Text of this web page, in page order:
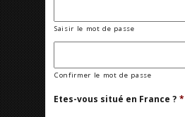
Saisir le mot de passe
Confirmer le mot de passe
Etes-vous situé en France ? *